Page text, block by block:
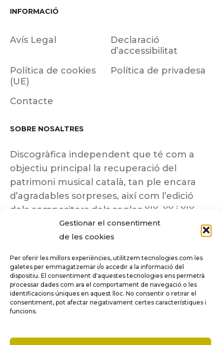
Gestionar el consentiment
de les cookies
Per oferir les millors experiències, utilitzem tecnologies com les
galetes per emmagatzemar i/o accedir a la informació del
dispositiu. El consentiment d'aquestes tecnologies ens permetrà
processar dades com ara el comportament de navegació o les
identificacions úniques en aquest lloc. No consentir o retirar el
consentiment, pot afectar negativament certes característiques i
funcions.
INFORMACIÓ
Avís Legal
Declaració
d’accessibilitat
Política de cookies
(UE)
Política de privadesa
Contacte
SOBRE NOSALTRES
Discogràfica independent que té com a
objectiu principal la recuperació del
patrimoni musical català, tan ple encara
d’agradables sorpreses, així com l’edició
dels compositors dels segles XIX, XX i XIX
insuficientment coneguts.
Tots els drets reservats a ©Columna
Música.
COMPARE (0)